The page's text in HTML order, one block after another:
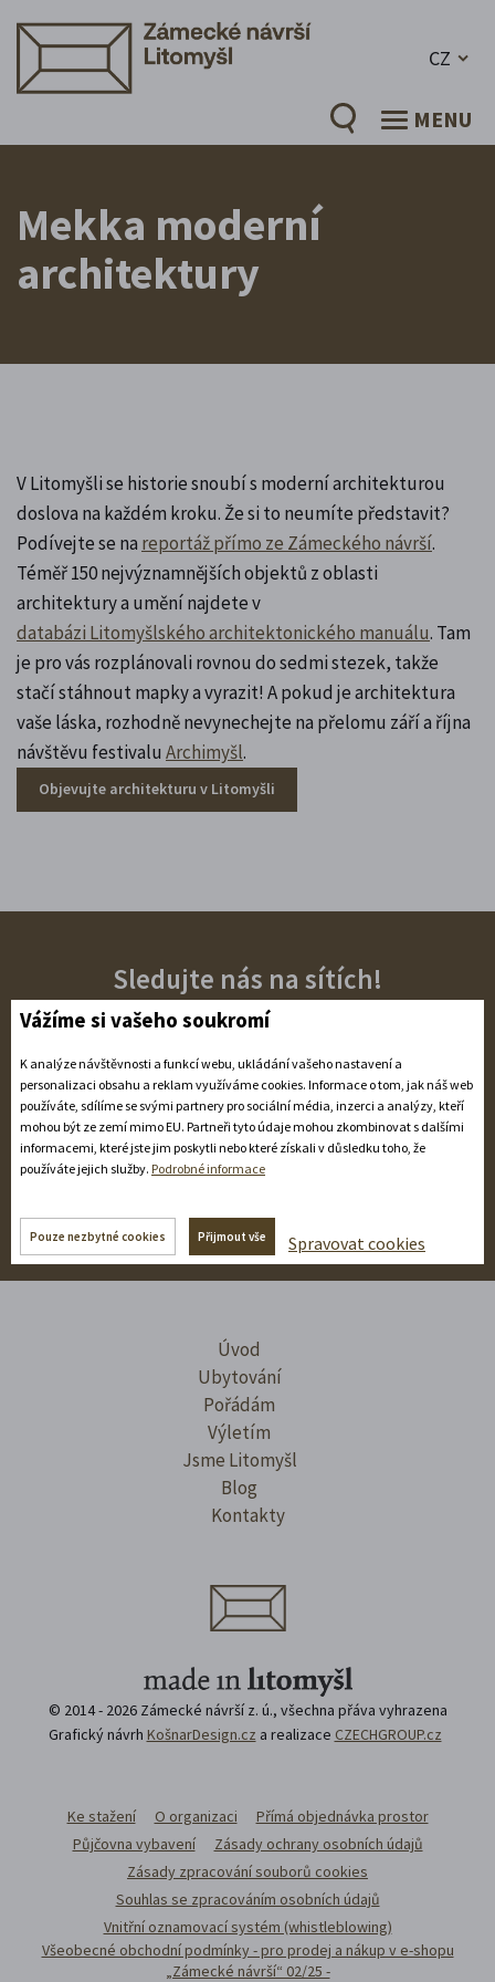
CZ
MENU
Mekka moderní
architektury
V Litomyšli se historie snoubí s moderní architekturou
doslova na každém kroku. Že si to neumíte představit?
Podívejte se na reportáž přímo ze Zámeckého návrší.
Téměř 150 nejvýznamnějších objektů z oblasti
architektury a umění najdete v
databázi Litomyšlského architektonického manuálu. Tam
je pro vás rozplánovali rovnou do sedmi stezek, takže
stačí stáhnout mapky a vyrazit! A pokud je architektura
vaše láska, rozhodně nevynechejte na přelomu září a října
návštěvu festivalu Archimyšl.
Objevujte architekturu v Litomyšli
Sledujte nás na sítích!
brkem u svíček. To nejzajímavější pro vás ťukáme do
statusů a sdílíme online. Mrkněte!
Úvod
Ubytování
Pořádám
Výletím
Jsme Litomyšl
Blog
Kontakty
© 2014 - 2026 Zámecké návrší z. ú., všechna přáva vyhrazena
Grafický návrh KošnarDesign.cz a realizace CZECHGROUP.cz
Ke stažení O organizaci
Přímá objednávka prostor
Půjčovna vybavení
Zásady ochrany osobních údajů
Zásady zpracování souborů cookies
Souhlas se zpracováním osobních údajů
Vnitřní oznamovací systém (whistleblowing)
Všeobecné obchodní podmínky - pro prodej a nákup v e-shopu
„Zámecké návrší“ 02/25 -
Vážíme si vašeho soukromí
K analýze návštěvnosti a funkcí webu, ukládání vašeho nastavení a
personalizaci obsahu a reklam využíváme cookies. Informace o tom, jak náš web
používáte, sdílíme se svými partnery pro sociální média, inzerci a analýzy, kteří
mohou být ze zemí mimo EU. Partneři tyto údaje mohou zkombinovat s dalšími
informacemi, které jste jim poskytli nebo které získali v důsledku toho, že
používáte jejich služby. Podrobné informace
Pouze nezbytné cookies Přijmout vše Spravovat cookies